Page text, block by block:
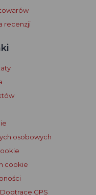
recenzji
osobowych
cookie
GPS